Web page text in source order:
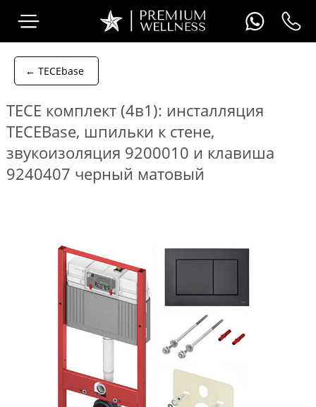
← TECEbase
TECE комплект (4в1): инсталляция
TECEBase, шпильки к стене,
звукоизоляция 9200010 и клавиша
9240407 черный матовый